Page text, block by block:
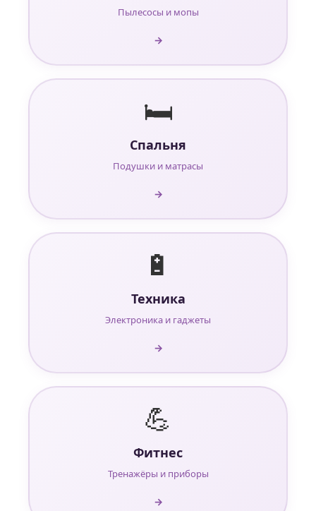
Пылесосы и мопы
→
🛏️
Спальня
Подушки и матрасы
→
🔋
Техника
Электроника и гаджеты
→
💪
Фитнес
Тренажёры и приборы
→